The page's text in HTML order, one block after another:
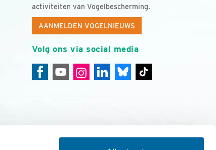
activiteiten van Vogelbescherming.
AANMELDEN VOGELNIEUWS
Volg ons via social media